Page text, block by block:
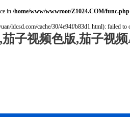
in /home/www/wwwroot/Z1024.COM/func.php
ldcsd.com/cache/30/4e94f/b83d1.html): failed
子视频色版,茄子视